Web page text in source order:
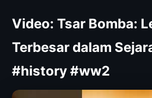
Video: Tsar Bomba:
Terbesar dalam
#history #ww2